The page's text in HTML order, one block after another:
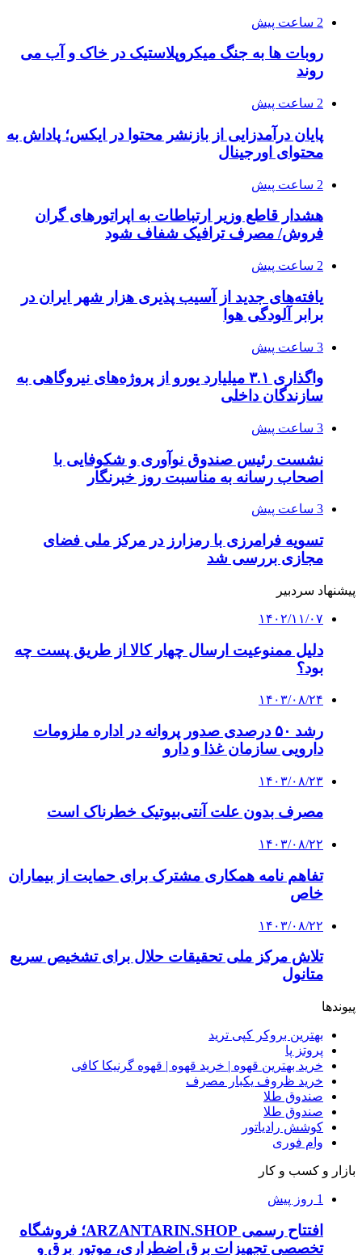
2 ساعت پیش
روبات ها به جنگ میکروپلاستیک در خاک و آب می
روند
2 ساعت پیش
پایان درآمدزایی از بازنشر محتوا در ایکس؛ پاداش به
محتوای اورجینال
2 ساعت پیش
هشدار قاطع وزیر ارتباطات به اپراتورهای گران
فروش/ مصرف ترافیک شفاف شود
2 ساعت پیش
یافته‌های جدید از آسیب پذیری هزار شهر ایران در
برابر آلودگی هوا
3 ساعت پیش
واگذاری ۳.۱ میلیارد یورو از پروژه‌های نیروگاهی به
سازندگان داخلی
3 ساعت پیش
نشست رئیس صندوق نوآوری و شکوفایی با
اصحاب رسانه به مناسبت روز خبرنگار
3 ساعت پیش
تسویه فرامرزی با رمزارز در مرکز ملی فضای
مجازی بررسی شد
پیشنهاد سردبیر
۱۴۰۲/۱۱/۰۷
دلیل ممنوعیت ارسال چهار کالا از طریق پست چه
بود؟
۱۴۰۳/۰۸/۲۴
رشد ۵۰ درصدی صدور پروانه در اداره ملزومات
دارویی سازمان غذا و دارو
۱۴۰۳/۰۸/۲۳
مصرف بدون علت آنتی‌بیوتیک خطرناک است
۱۴۰۳/۰۸/۲۲
تفاهم نامه همکاری مشترک برای حمایت از بیماران
خاص
۱۴۰۳/۰۸/۲۲
تلاش مرکز ملی تحقیقات حلال برای تشخیص سریع
متانول
پیوندها
بهترین بروکر کپی ترید
پروتز پا
خرید بهترین قهوه | خرید قهوه | قهوه گرنیکا کافی
خرید ظروف یکبار مصرف
صندوق طلا
صندوق طلا
کوشش رادیاتور
وام فوری
بازار و کسب و کار
1 روز پیش
افتتاح رسمی ARZANTARIN.SHOP؛ فروشگاه
تخصصی تجهیزات برق اضطراری، موتور برق و